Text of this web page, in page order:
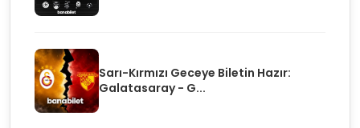
Sarı-Kırmızı Geceye Biletin Hazır:
Galatasaray - G...